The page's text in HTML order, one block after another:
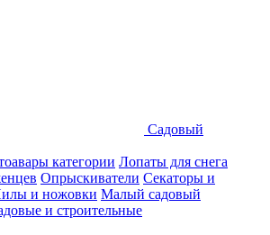
Садовый
категории Лопаты для снега
Опрыскиватели Секаторы и
и ножовки Малый садовый
и строительные